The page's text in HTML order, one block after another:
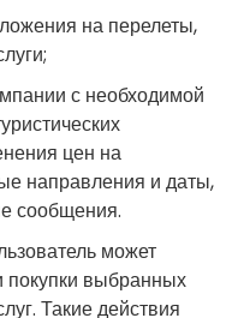
на перелеты,
с необходимой
цен на
направления и даты,
сообщения.
может
выбранных
Такие действия